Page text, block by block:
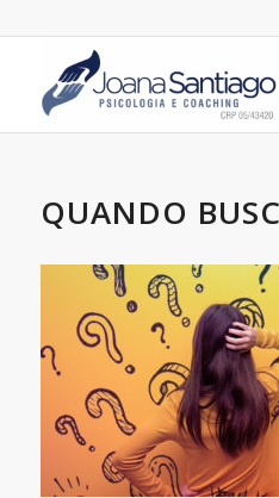
QUANDO